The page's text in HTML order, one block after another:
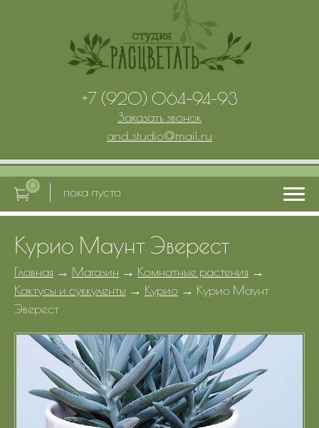
Курио Маунт Эверест
Главная → Магазин → Комнатные растения →
Кактусы и суккуленты → Курио → Курио Маунт
Эверест
+7 (920) 064-94-93
Заказать звонок
and_studio@mail.ru
0 пока пусто
Главная
Услуги
Портфолио
Цены
Контакты